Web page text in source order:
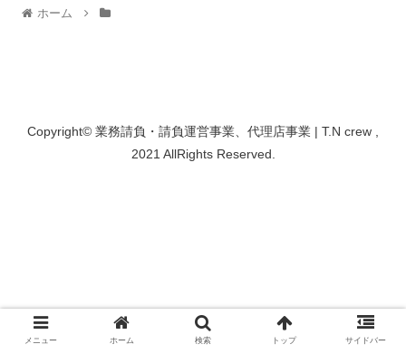
ホーム
Copyright© 業務請負・請負運営事業、代理店事業 | T.N crew ,
2021 AllRights Reserved.
メニュー ホーム 検索 トップ サイドバー